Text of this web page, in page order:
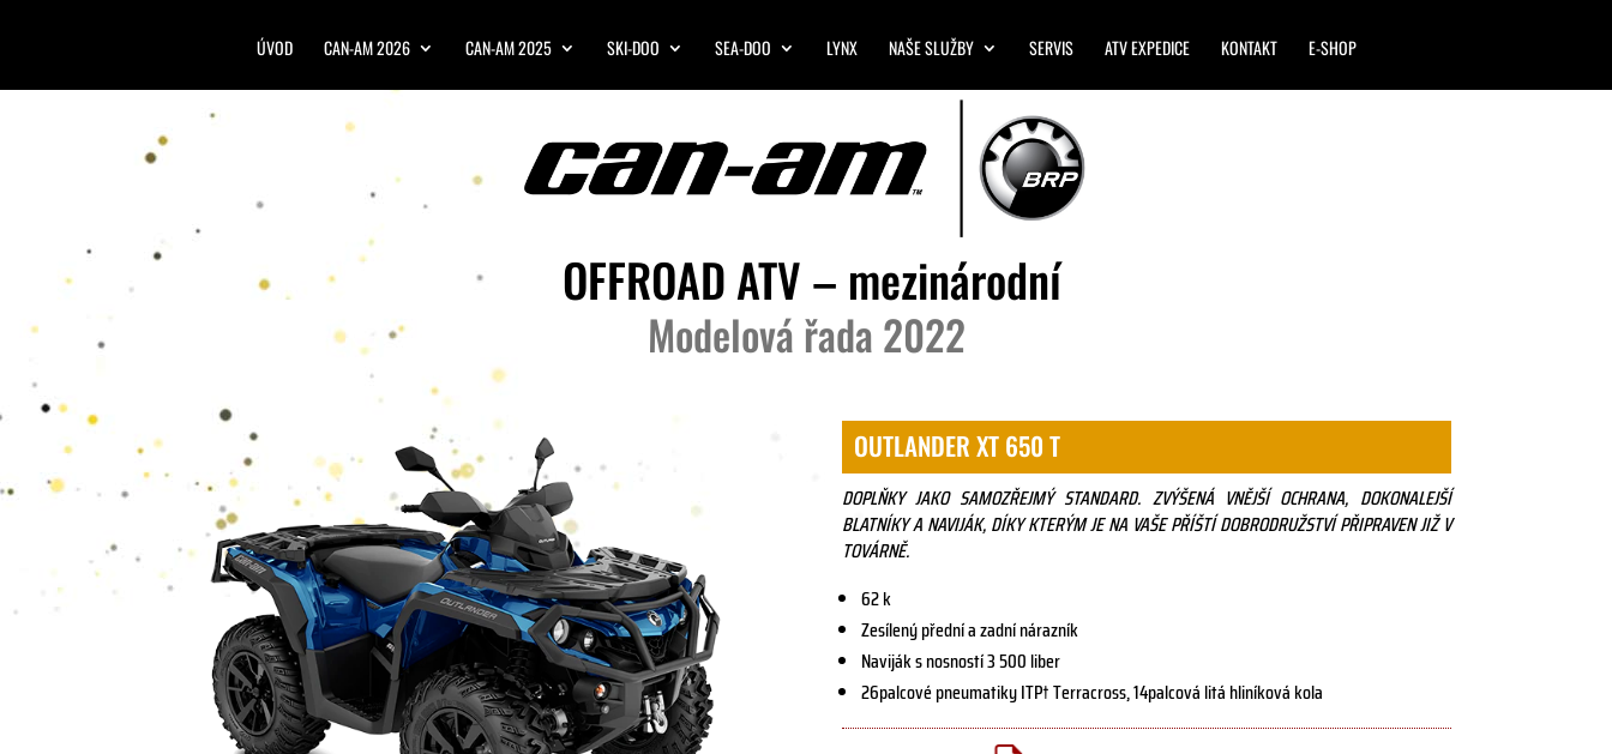
ÚVOD CAN-AM 2026 CAN-AM 2025 SKI-DOO SEA-DOO LYNX NAŠE SLUŽBY SERVIS ATV EXPEDICE KONTAKT E-SHOP
OFFROAD ATV – mezinárodní
Modelová řada 2022
OUTLANDER XT 650 T
DOPLŇKY JAKO SAMOZŘEJMÝ STANDARD. ZVÝŠENÁ VNĚJŠÍ OCHRANA, DOKONALEJŠÍ
BLATNÍKY A NAVIJÁK, DÍKY KTERÝM JE NA VAŠE PŘÍŠTÍ DOBRODRUŽSTVÍ PŘIPRAVEN JIŽ V
TOVÁRNĚ.
62 k
Zesílený přední a zadní nárazník
Naviják s nosností 3 500 liber
26palcové pneumatiky ITP† Terracross, 14palcová litá hliníková kola